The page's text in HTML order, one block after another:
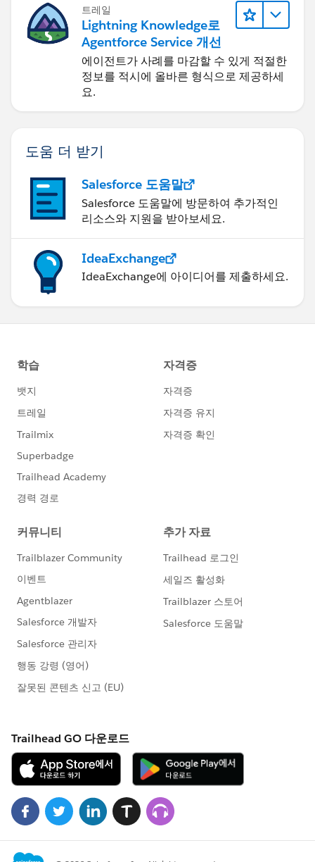
트레일
Lightning Knowledge로
Agentforce Service 개선
에이전트가 사례를 마감할 수 있게 적절한
정보를 적시에 올바른 형식으로 제공하세
요.
도움 더 받기
Salesforce 도움말
Salesforce 도움말에 방문하여 추가적인
리소스와 지원을 받아보세요.
IdeaExchange
IdeaExchange에 아이디어를 제출하세요.